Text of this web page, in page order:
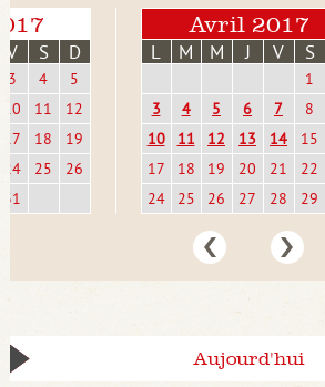
V S D
3 4
5
10
11
12
17
18
19
24
25
26
31
Avril 2017
L M M J V S
1
3
4 5 6 7 8
10
11 12 13 14 15
17
18 19 20 21 22
24
25 26 27 28 29
Aujourd'hui